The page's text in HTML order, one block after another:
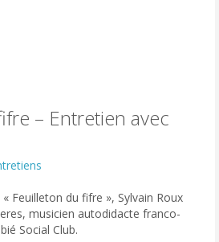
– Entretien avec
Feuilleton du fifre », Sylvain Roux
musicien autodidacte franco-
Social Club.